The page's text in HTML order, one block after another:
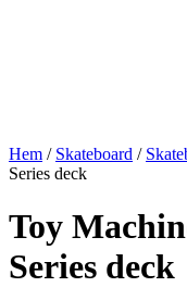
Hem / Skateboard /
Series deck
Toy
Series deck